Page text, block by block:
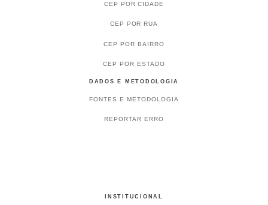
CEP POR CIDADE
CEP POR RUA
CEP POR BAIRRO
CEP POR ESTADO
DADOS E METODOLOGIA
FONTES E METODOLOGIA
REPORTAR ERRO
INSTITUCIONAL